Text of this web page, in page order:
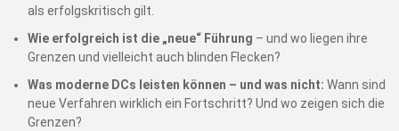
als erfolgskritisch gilt.
Wie erfolgreich ist die „neue“ Führung – und wo liegen ihre
Grenzen und vielleicht auch blinden Flecken?
Was moderne DCs leisten können – und was nicht: Wann sind
neue Verfahren wirklich ein Fortschritt? Und wo zeigen sich die
Grenzen?